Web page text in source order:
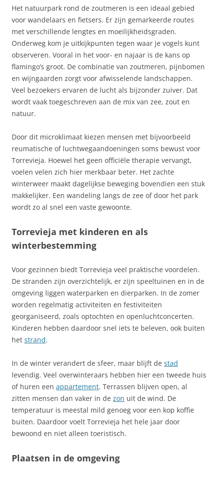
Het natuurpark rond de zoutmeren is een ideaal gebied
voor wandelaars en fietsers. Er zijn gemarkeerde routes
met verschillende lengtes en moeilijkheidsgraden.
Onderweg kom je uitkijkpunten tegen waar je vogels kunt
observeren. Vooral in het voor- en najaar is de kans op
flamingo’s groot. De combinatie van zoutmeren, pijnbomen
en wijngaarden zorgt voor afwisselende landschappen.
Veel bezoekers ervaren de lucht als bijzonder zuiver. Dat
wordt vaak toegeschreven aan de mix van zee, zout en
natuur.
Door dit microklimaat kiezen mensen met bijvoorbeeld
reumatische of luchtwegaandoeningen soms bewust voor
Torrevieja. Hoewel het geen officiële therapie vervangt,
voelen velen zich hier merkbaar beter. Het zachte
winterweer maakt dagelijkse beweging bovendien een stuk
makkelijker. Een wandeling langs de zee of door het park
wordt zo al snel een vaste gewoonte.
Torrevieja met kinderen en als
winterbestemming
Voor gezinnen biedt Torrevieja veel praktische voordelen.
De stranden zijn overzichtelijk, er zijn speeltuinen en in de
omgeving liggen waterparken en dierparken. In de zomer
worden regelmatig activiteiten en festiviteiten
georganiseerd, zoals optochten en openluchtconcerten.
Kinderen hebben daardoor snel iets te beleven, ook buiten
het strand.
In de winter verandert de sfeer, maar blijft de stad
levendig. Veel overwinteraars hebben hier een tweede huis
of huren een appartement. Terrassen blijven open, al
zitten mensen dan vaker in de zon uit de wind. De
temperatuur is meestal mild genoeg voor een kop koffie
buiten. Daardoor voelt Torrevieja het hele jaar door
bewoond en niet alleen toeristisch.
Plaatsen in de omgeving